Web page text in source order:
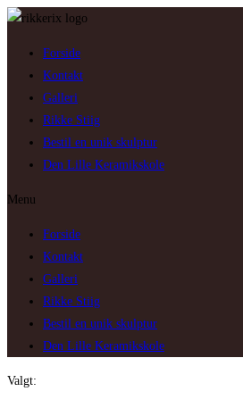
Skip
Forside
Kontakt
Galleri
Rikke Stiig
Bestil en unik skulptur
Den Lille Keramikskole
Menu
Forside
Kontakt
Galleri
Rikke Stiig
Bestil en unik skulptur
Den Lille Keramikskole
Valgt: